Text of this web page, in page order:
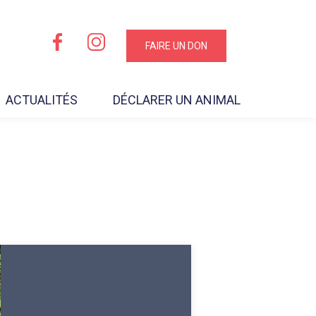
FAIRE UN DON
ACTUALITÉS DÉCLARER UN ANIMAL